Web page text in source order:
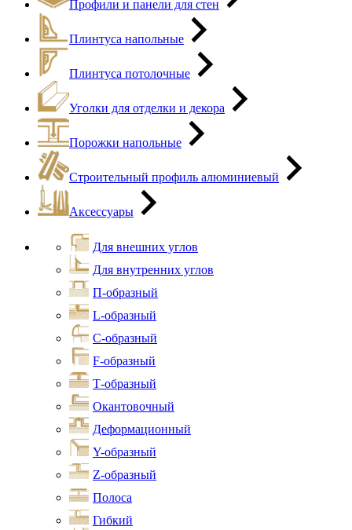
Профили и панели для стен
Плинтуса напольные
Плинтуса потолочные
Уголки для отделки и декора
Порожки напольные
Строительный профиль алюминиевый
Аксессуары
Для внешних углов
Для внутренних углов
П-образный
L-образный
С-образный
F-образный
Т-образный
Окантовочный
Деформационный
Y-образный
Z-образный
Полоса
Гибкий